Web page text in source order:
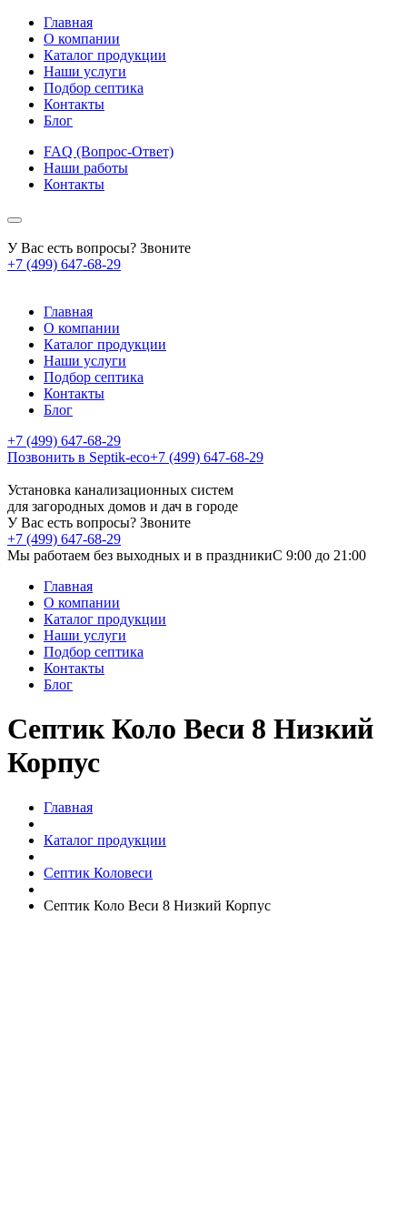
Главная
О компании
Каталог продукции
Наши услуги
Подбор септика
Контакты
Блог
FAQ (Вопрос-Ответ)
Наши работы
Контакты
У Вас есть вопросы? Звоните
+7 (499) 647-68-29
Главная
О компании
Каталог продукции
Наши услуги
Подбор септика
Контакты
Блог
+7 (499) 647-68-29
Позвонить в Septik-eco+7 (499) 647-68-29
Установка канализационных систем
для загородных домов и дач в городе
У Вас есть вопросы? Звоните
+7 (499) 647-68-29
Мы работаем без выходных и в праздникиC 9:00 до 21:00
Главная
О компании
Каталог продукции
Наши услуги
Подбор септика
Контакты
Блог
Септик Коло Веси 8 Низкий
Корпус
Главная
Каталог продукции
Септик Коловеси
Септик Коло Веси 8 Низкий Корпус